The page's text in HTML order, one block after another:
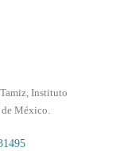
Instituto
México.